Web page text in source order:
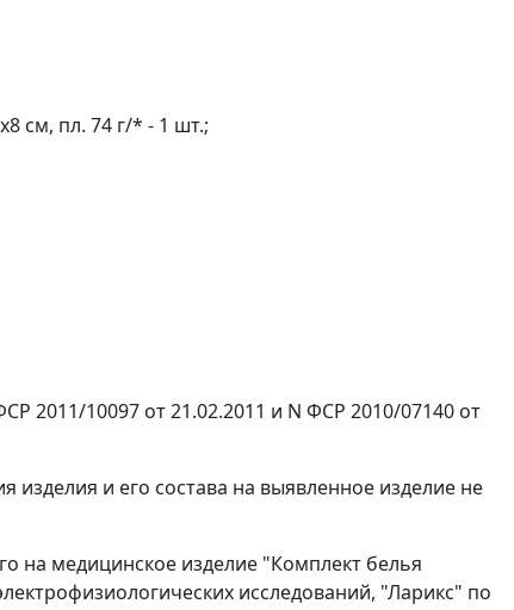
см, пл. 74 г/* - 1 шт.;
2011/10097 от 21.02.2011 и N ФСР 2010/07140 от
и его состава на выявленное изделие не
на медицинское изделие "Комплект белья
исследований, "Ларикс" по